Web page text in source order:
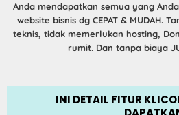
Anda mendapatkan semua yang
website bisnis dg CEPAT & MUDAH.
teknis, tidak memerlukan hosting,
rumit. Dan tanpa biaya
INI DETAIL FITUR